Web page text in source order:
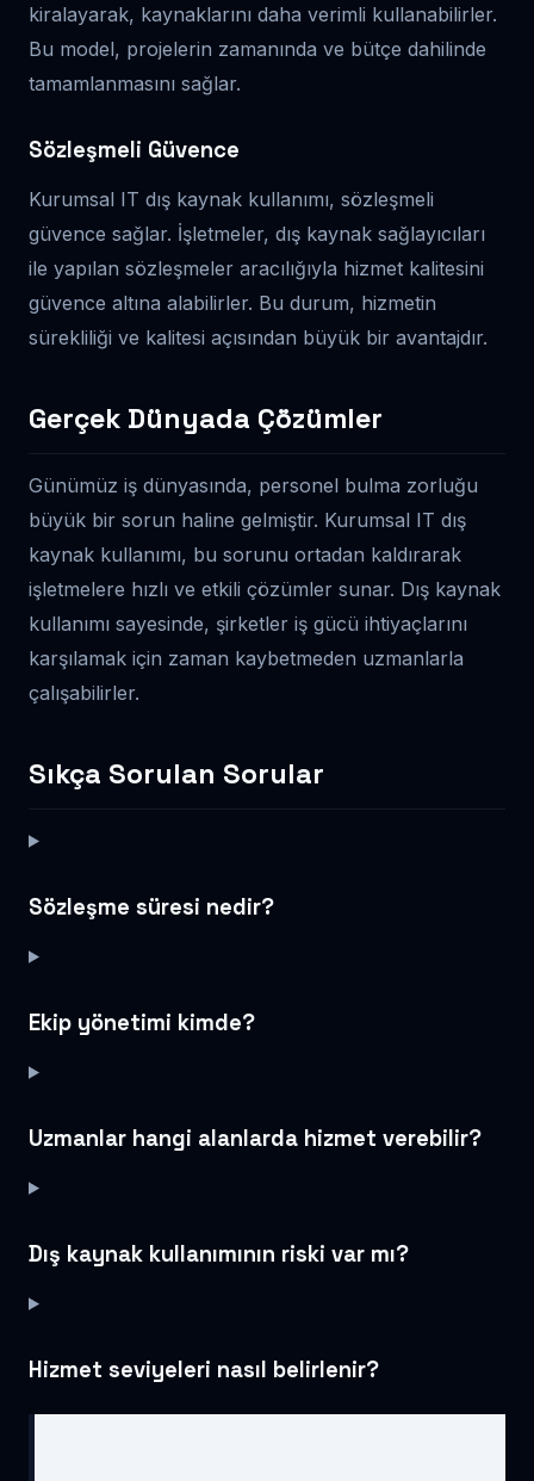
kiralayarak, kaynaklarını daha verimli kullanabilirler.
Bu model, projelerin zamanında ve bütçe dahilinde
tamamlanmasını sağlar.
Sözleşmeli Güvence
Kurumsal IT dış kaynak kullanımı, sözleşmeli
güvence sağlar. İşletmeler, dış kaynak sağlayıcıları
ile yapılan sözleşmeler aracılığıyla hizmet kalitesini
güvence altına alabilirler. Bu durum, hizmetin
sürekliliği ve kalitesi açısından büyük bir avantajdır.
Gerçek Dünyada Çözümler
Günümüz iş dünyasında, personel bulma zorluğu
büyük bir sorun haline gelmiştir. Kurumsal IT dış
kaynak kullanımı, bu sorunu ortadan kaldırarak
işletmelere hızlı ve etkili çözümler sunar. Dış kaynak
kullanımı sayesinde, şirketler iş gücü ihtiyaçlarını
karşılamak için zaman kaybetmeden uzmanlarla
çalışabilirler.
Sıkça Sorulan Sorular
Sözleşme süresi nedir?
Ekip yönetimi kimde?
Uzmanlar hangi alanlarda hizmet verebilir?
Dış kaynak kullanımının riski var mı?
Hizmet seviyeleri nasıl belirlenir?